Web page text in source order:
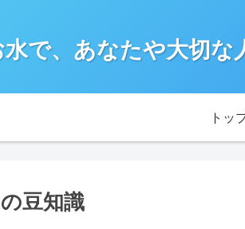
で、あなたや大切な
トッ
豆知識